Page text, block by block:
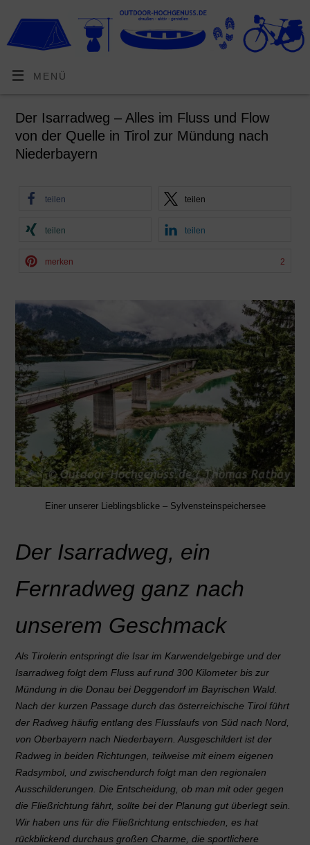
MENÜ
Der Isarradweg – Alles im Fluss und Flow
von der Quelle in Tirol zur Mündung nach
Niederbayern
teilen teilen
teilen teilen
merken 2
Einer unserer Lieblingsblicke – Sylvensteinspeichersee
Der Isarradweg, ein
Fernradweg ganz nach
unserem Geschmack
Als Tirolerin entspringt die Isar im Karwendelgebirge und der
Isarradweg folgt dem Fluss auf rund 300 Kilometer bis zur
Mündung in die Donau bei Deggendorf im Bayrischen Wald.
Nach der kurzen Passage durch das österreichische Tirol führt
der Radweg häufig entlang des Flusslaufs von Süd nach Nord,
von Oberbayern nach Niederbayern. Ausgeschildert ist der
Radweg in beiden Richtungen, teilweise mit einem eigenen
Radsymbol, und zwischendurch folgt man den regionalen
Ausschilderungen. Die Entscheidung, ob man mit oder gegen
die Fließrichtung fährt, sollte bei der Planung gut überlegt sein.
Wir haben uns für die Fließrichtung entschieden, es hat
rückblickend durchaus großen Charme, die sportlichere